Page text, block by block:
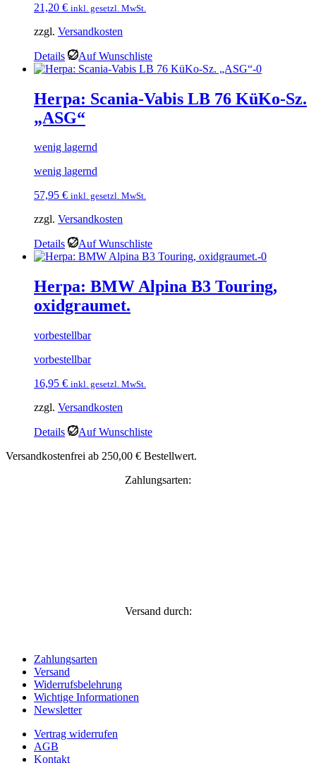
21,20 € inkl. gesetzl. MwSt.
zzgl. Versandkosten
Details Auf Wunschliste
Herpa: Scania-Vabis LB 76 KüKo-Sz.
„ASG“
wenig lagernd
wenig lagernd
57,95 € inkl. gesetzl. MwSt.
zzgl. Versandkosten
Details Auf Wunschliste
Herpa: BMW Alpina B3 Touring,
oxidgraumet.
vorbestellbar
vorbestellbar
16,95 € inkl. gesetzl. MwSt.
zzgl. Versandkosten
Details
Auf Wunschliste
Versandkostenfrei ab 250,00 € Bestellwert.
Zahlungsarten:
Versand durch:
Zahlungsarten
Versand
Widerrufsbelehrung
Wichtige Informationen
Newsletter
Vertrag widerrufen
AGB
Kontakt